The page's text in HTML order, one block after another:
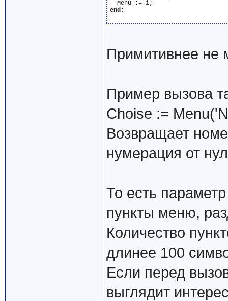
end;
Примитивнее не
Пример вызова
Choise :=
Возвращает
нумерация от
То есть
пункты меню,
Количество
длинее 100
Если перед
выглядит